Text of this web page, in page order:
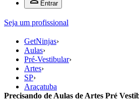
Entrar
Seja um profissional
GetNinjas›
Aulas›
Pré-Vestibular›
Artes›
SP›
Araçatuba
Precisando de Aulas de Artes Pré